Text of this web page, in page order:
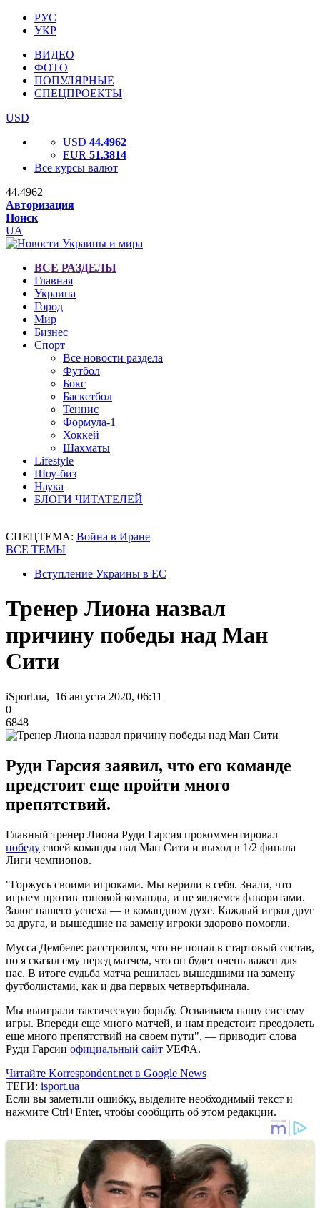
РУС
УКР
ВИДЕО
ФОТО
ПОПУЛЯРНЫЕ
СПЕЦПРОЕКТЫ
USD
USD 44.4962
EUR 51.3814
Все курсы валют
44.4962
Авторизация
Поиск
UA
ВСЕ РАЗДЕЛЫ
Главная
Украина
Город
Мир
Бизнес
Спорт
Все новости раздела
Футбол
Бокс
Баскетбол
Теннис
Формула-1
Хоккей
Шахматы
Lifestyle
Шоу-биз
Наука
БЛОГИ ЧИТАТЕЛЕЙ
СПЕЦТЕМА: Война в Иране
ВСЕ ТЕМЫ
Вступление Украины в ЕС
Тренер Лиона назвал
причину победы над Ман
Сити
iSport.ua, 16 августа 2020, 06:11
0
6848
Руди Гарсия заявил, что его команде
предстоит еще пройти много
препятствий.
Главный тренер Лиона Руди Гарсия прокомментировал
победу своей команды над Ман Сити и выход в 1/2 финала
Лиги чемпионов.
"Горжусь своими игроками. Мы верили в себя. Знали, что
играем против топовой команды, и не являемся фаворитами.
Залог нашего успеха — в командном духе. Каждый играл друг
за друга, и вышедшие на замену игроки здорово помогли.
Мусса Дембеле: расстроился, что не попал в стартовый состав,
но я сказал ему перед матчем, что он будет очень важен для
нас. В итоге судьба матча решилась вышедшими на замену
футболистами, как и два первых четвертьфинала.
Мы выиграли тактическую борьбу. Осваиваем нашу систему
игры. Впереди еще много матчей, и нам предстоит преодолеть
еще много препятствий на своем пути", — приводит слова
Руди Гарсии официальный сайт УЕФА.
Читайте Korrespondent.net в Google News
ТЕГИ: isport.ua
Если вы заметили ошибку, выделите необходимый текст и
нажмите Ctrl+Enter, чтобы сообщить об этом редакции.